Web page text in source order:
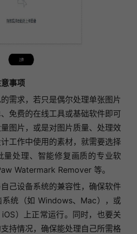
事项
需求，若只是偶尔处理单张图片
免费的在线工具或基础软件即可
图片，或是对图片质量、处理效
工作中使用的素材，就需要选择
量处理、智能修复画质的专业软
Watermark Remover 等。
己设备系统的兼容性，确保软件
系统（如 Windows、Mac），或
）上正常运行。同时，也要关
持情况，确保能处理自己所需格